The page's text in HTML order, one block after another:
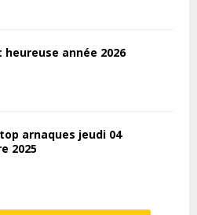
heureuse année 2026
arnaques jeudi 04
2025